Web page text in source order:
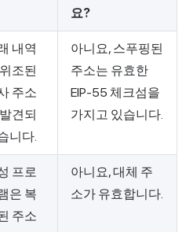
요?
내역
조된
주소
견되
니다.
아니요, 스푸핑된
주소는 유효한
EIP-55 체크섬을
가지고 있습니다.
프로
은 복
주소
아니요, 대체 주
소가 유효합니다.